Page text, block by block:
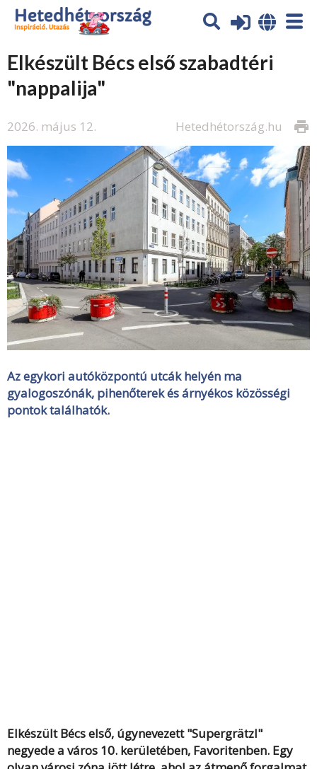
Elkészült Bécs első szabadtéri
"nappalija"
2026. május 12. print
Hetedhétország.hu
Az egykori autóközpontú utcák helyén ma
gyalogoszónák, pihenőterek és árnyékos közösségi
pontok találhatók.
Elkészült Bécs első, úgynevezett "Supergrätzl"
negyede a város 10. kerületében, Favoritenben. Egy